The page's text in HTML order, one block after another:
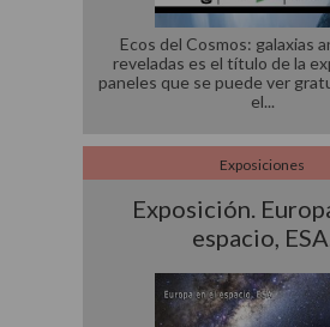
Ecos del Cosmos: galaxias
reveladas es el título de la
paneles que se puede ver
el
Exposición.
espacio,
Exposiciones